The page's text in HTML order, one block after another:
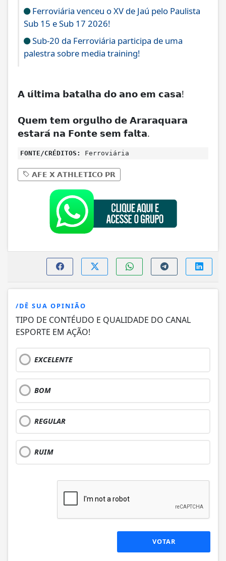
Ferroviária venceu o XV de Jaú pelo Paulista
Sub 15 e Sub 17 2026!
Sub-20 da Ferroviária participa de uma
palestra sobre media training!
𝗔 𝘂́𝗹𝘁𝗶𝗺𝗮 𝗯𝗮𝘁𝗮𝗹𝗵𝗮 𝗱𝗼 𝗮𝗻𝗼 𝗲𝗺 𝗰𝗮𝘀𝗮!
𝗤𝘂𝗲𝗺 𝘁𝗲𝗺 𝗼𝗿𝗴𝘂𝗹𝗵𝗼 𝗱𝗲 𝗔𝗿𝗮𝗿𝗮𝗾𝘂𝗮𝗿𝗮
𝗲𝘀𝘁𝗮𝗿𝗮́ 𝗻𝗮 𝗙𝗼𝗻𝘁𝗲 𝘀𝗲𝗺 𝗳𝗮𝗹𝘁𝗮.
FONTE/CRÉDITOS: Ferroviária
𝗔𝗙𝗘 𝗫 𝗔𝗧𝗛𝗟𝗘𝗧𝗜𝗖𝗢 𝗣𝗥
/DÊ SUA OPINIÃO
TIPO DE CONTÉUDO E QUALIDADE DO CANAL
ESPORTE EM AÇÃO!
EXCELENTE
BOM
REGULAR
RUIM
VOTAR